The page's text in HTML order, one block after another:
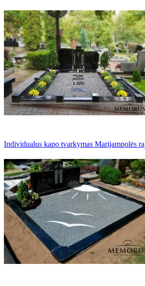
Individualus kapo tvarkymas Marijampolės